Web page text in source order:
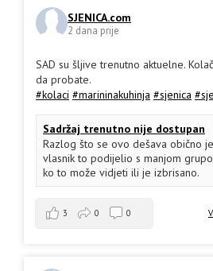
SJENICA.com
2 dana prije
SAD su šljive trenutno aktuelne.
da probate.
#kolaci #marininakuhinja #sjenica
Sadržaj trenutno nije dostupan
Razlog što se ovo dešava obično
vlasnik to podijelio s manjom
ko to može vidjeti ili je izbrisano.
3 0 0